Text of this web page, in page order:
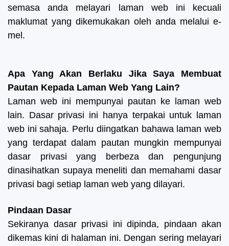
semasa anda melayari laman web ini kecuali
maklumat yang dikemukakan oleh anda melalui e-
mel.
Apa Yang Akan Berlaku Jika Saya Membuat
Pautan Kepada Laman Web Yang Lain?
Laman web ini mempunyai pautan ke laman web
lain. Dasar privasi ini hanya terpakai untuk laman
web ini sahaja. Perlu diingatkan bahawa laman web
yang terdapat dalam pautan mungkin mempunyai
dasar privasi yang berbeza dan pengunjung
dinasihatkan supaya meneliti dan memahami dasar
privasi bagi setiap laman web yang dilayari.
Pindaan Dasar
Sekiranya dasar privasi ini dipinda, pindaan akan
dikemas kini di halaman ini. Dengan sering melayari